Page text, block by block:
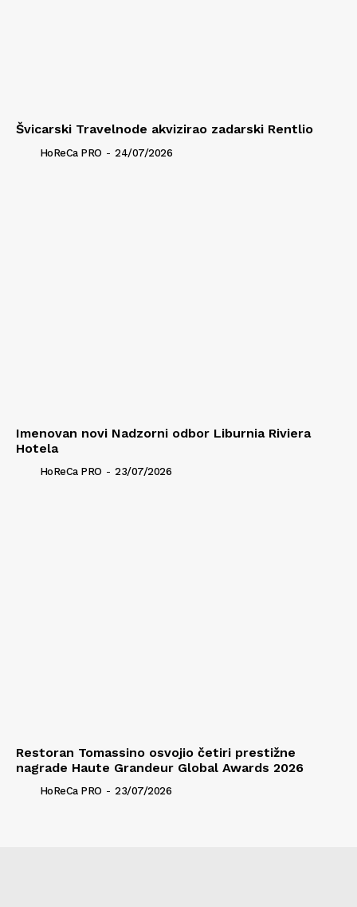
Švicarski Travelnode akvizirao zadarski Rentlio
HoReCa PRO - 24/07/2026
Imenovan novi Nadzorni odbor Liburnia Riviera
Hotela
HoReCa PRO - 23/07/2026
Restoran Tomassino osvojio četiri prestižne
nagrade Haute Grandeur Global Awards 2026
HoReCa PRO - 23/07/2026